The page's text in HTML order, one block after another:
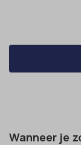
Wanneer je